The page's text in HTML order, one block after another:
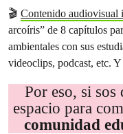
🎬 Contenido audiovisual
arcoíris” de 8 capítulos
ambientales con sus
videoclips, podcast, etc.
Por eso, si sos
espacio para
comunidad